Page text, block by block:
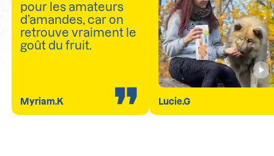
pour les amateurs
d’amandes, car on
retrouve vraiment le
goût du fruit.
Myriam.K Lucie.G